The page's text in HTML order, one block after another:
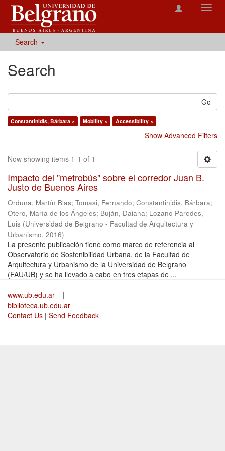
Search
Search
Go
Constantinidis, Bárbara × Mobility × Accessibility ×
Show Advanced Filters
Now showing items 1-1 of 1
Impacto del "metrobús" sobre el corredor Juan B.
Justo de Buenos Aires
Orduna, Martín Blas; Tomasi, Fernando; Constantinidis, Bárbara;
Otero, María de los Ángeles; Buján, Daiana; Lozano Paredes,
Luis (Universidad de Belgrano - Facultad de Arquitectura y
Urbanismo, 2016)
La presente publicación tiene como marco de referencia al
Observatorio de Sostenibilidad Urbana, de la Facultad de
Arquitectura y Urbanismo de la Universidad de Belgrano
(FAU/UB) y se ha llevado a cabo en tres etapas de ...
www.ub.edu.ar
|
biblioteca.ub.edu.ar
Contact Us | Send Feedback